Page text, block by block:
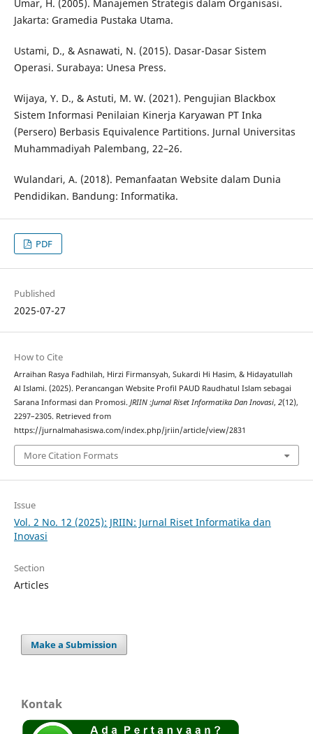
Umar, H. (2005). Manajemen Strategis dalam Organisasi.
Jakarta: Gramedia Pustaka Utama.
Ustami, D., & Asnawati, N. (2015). Dasar-Dasar Sistem
Operasi. Surabaya: Unesa Press.
Wijaya, Y. D., & Astuti, M. W. (2021). Pengujian Blackbox
Sistem Informasi Penilaian Kinerja Karyawan PT Inka
(Persero) Berbasis Equivalence Partitions. Jurnal Universitas
Muhammadiyah Palembang, 22–26.
Wulandari, A. (2018). Pemanfaatan Website dalam Dunia
Pendidikan. Bandung: Informatika.
PDF
Published
2025-07-27
How to Cite
Arraihan Rasya Fadhilah, Hirzi Firmansyah, Sukardi Hi Hasim, & Hidayatullah
Al Islami. (2025). Perancangan Website Profil PAUD Raudhatul Islam sebagai
Sarana Informasi dan Promosi. JRIIN :Jurnal Riset Informatika Dan Inovasi, 2(12),
2297–2305. Retrieved from
https://jurnalmahasiswa.com/index.php/jriin/article/view/2831
More Citation Formats
Issue
Vol. 2 No. 12 (2025): JRIIN: Jurnal Riset Informatika dan
Inovasi
Section
Articles
Make a Submission
Kontak